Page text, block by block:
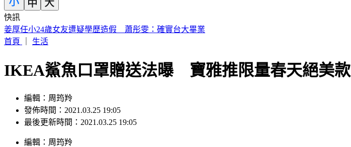
快訊
漢光演習出包！民用貨車運彈藥掉落 105榴彈砲滿地滾
首頁
生活
IKEA鯊魚口罩贈送法曝 寶雅推限量春天絕美款
編輯：周筠羚
發佈時間：2021.03.25 19:05
最後更新時間：2021.03.25 19:05
編輯 ： 周筠羚